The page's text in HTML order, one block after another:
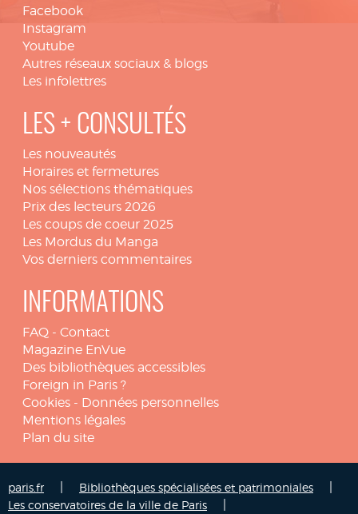
Facebook
Instagram
Youtube
Autres réseaux sociaux & blogs
Les infolettres
LES + CONSULTÉS
Les nouveautés
Horaires et fermetures
Nos sélections thématiques
Prix des lecteurs 2026
Les coups de coeur 2025
Les Mordus du Manga
Vos derniers commentaires
INFORMATIONS
FAQ - Contact
Magazine EnVue
Des bibliothèques accessibles
Foreign in Paris ?
Cookies - Données personnelles
Mentions légales
Plan du site
paris.fr Bibliothèques spécialisées et patrimoniales
Les conservatoires de la ville de Paris